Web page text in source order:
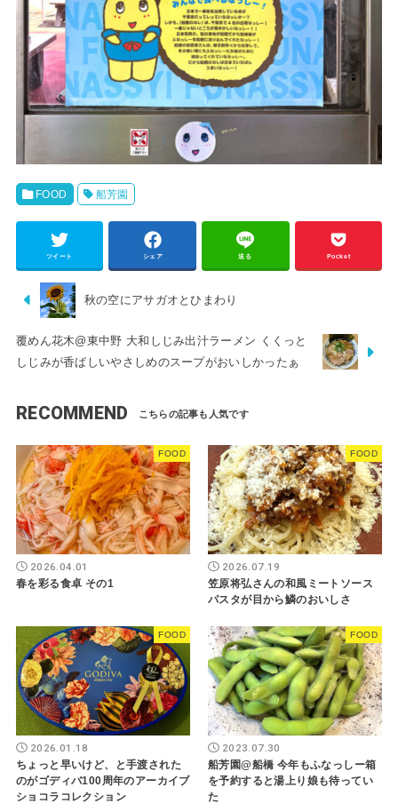
FOOD 船芳園
ツイート シェア 送る Pocket
秋の空にアサガオとひまわり
覆めん花木@東中野 大和しじみ出汁ラーメン くくっと
しじみが香ばしいやさしめのスープがおいしかったぁ
RECOMMEND
FOOD
2026.04.01
春を彩る食卓 その1
FOOD
2026.07.19
笠原将弘さんの和風ミートソース
パスタが目から鱗のおいしさ
FOOD
2026.01.18
ちょっと早いけど、と手渡された
のがゴディバ100周年のアーカイブ
ショコラコレクション
FOOD
2023.07.30
船芳園@船橋 今年もふなっしー箱
を予約すると湯上り娘も待ってい
た